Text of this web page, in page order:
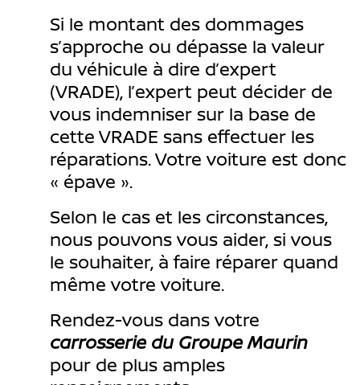
Si le montant des dommages
s’approche ou dépasse la valeur
du véhicule à dire d’expert
(VRADE), l’expert peut décider de
vous indemniser sur la base de
cette VRADE sans effectuer les
réparations. Votre voiture est donc
« épave ».
Selon le cas et les circonstances,
nous pouvons vous aider, si vous
le souhaiter, à faire réparer quand
même votre voiture.
Rendez-vous dans votre
carrosserie du Groupe Maurin
pour de plus amples